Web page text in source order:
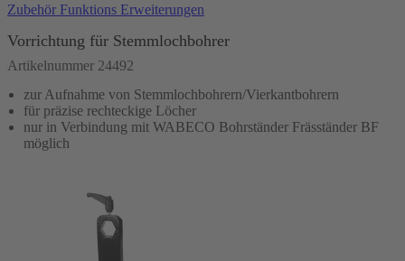
Zubehör Funktions Erweiterungen
Vorrichtung für Stemmlochbohrer
Artikelnummer 24492
zur Aufnahme von Stemmlochbohrern/Vierkantbohrern
für präzise rechteckige Löcher
nur in Verbindung mit WABECO Bohrständer Fräsständer BF
möglich